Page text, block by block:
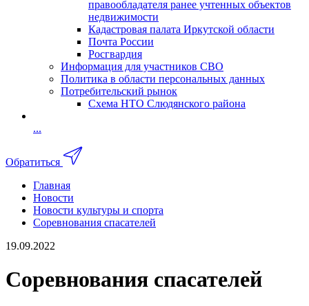
правообладателя ранее учтенных объектов
недвижимости
Кадастровая палата Иркутской области
Почта России
Росгвардия
Информация для участников СВО
Политика в области персональных данных
Потребительский рынок
Схема НТО Слюдянского района
...
Обратиться
Главная
Новости
Новости культуры и спорта
Соревнования спасателей
19.09.2022
Соревнования спасателей